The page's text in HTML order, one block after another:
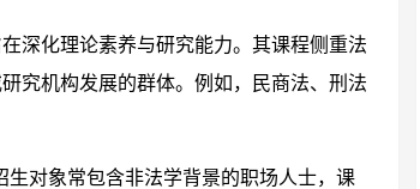
深化理论素养与研究能力。其课程侧重法
究机构发展的群体。例如，民商法、刑法
生对象常包含非法学背景的职场人士，课